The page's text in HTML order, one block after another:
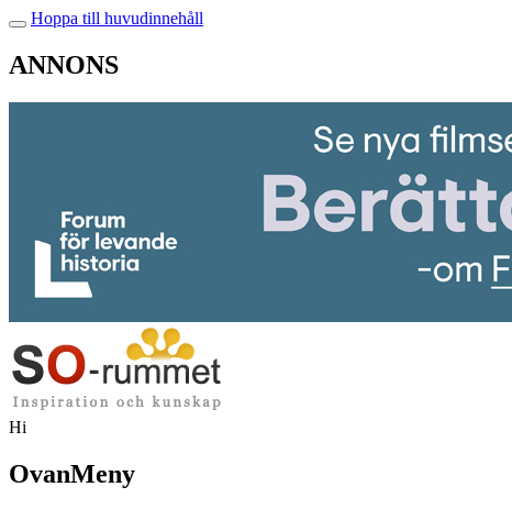
Hoppa till huvudinnehåll
ANNONS
Hi
OvanMeny